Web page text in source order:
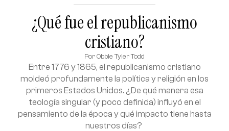
¿Qué fue el republicanismo
cristiano?
Por Obbie Tyler Todd
Entre 1776 y 1865, el republicanismo cristiano
moldeó profundamente la política y religión en los
primeros Estados Unidos. ¿De qué manera esa
teología singular (y poco definida) influyó en el
pensamiento de la época y qué impacto tiene hasta
nuestros días?